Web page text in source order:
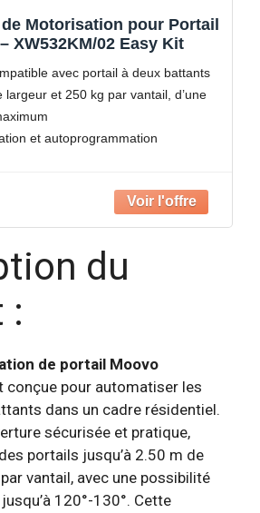
Motorisation pour Portail
XW532KM/02 Easy Kit
avec portail à deux battants
largeur et 250 kg par vantail, d’une
et autoprogrammation
du
:
de portail Moovo
conçue pour automatiser les
dans un cadre résidentiel.
sécurisée et pratique,
portails jusqu’à 2.50 m de
vantail, avec une possibilité
120°-130°. Cette